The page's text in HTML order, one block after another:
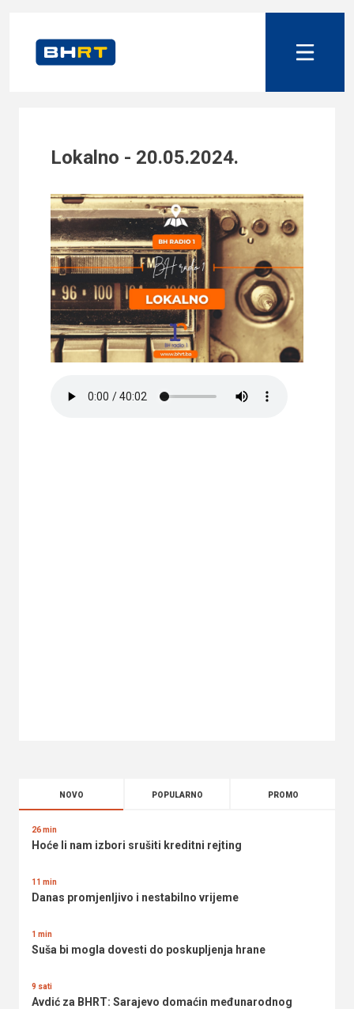
Lokalno - 20.05.2024.
NOVO POPULARNO PROMO
26 min
Hoće li nam izbori srušiti kreditni rejting
11 min
Danas promjenljivo i nestabilno vrijeme
1 min
Suša bi mogla dovesti do poskupljenja hrane
9 sati
Avdić za BHRT: Sarajevo domaćin međunarodnog